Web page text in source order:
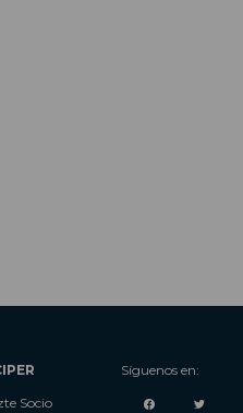
Socio
Síguenos en: